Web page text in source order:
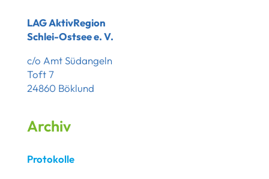
LAG AktivRegion
Schlei-Ostsee e. V.
c/o Amt Südangeln
Toft 7
24860 Böklund
Archiv
Protokolle